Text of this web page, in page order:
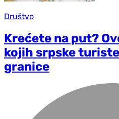
Društvo
Krećete na put?
kojih srpske
granice